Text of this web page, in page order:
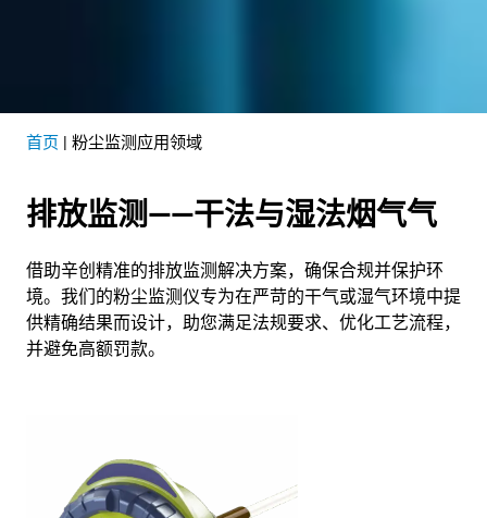
首页 | 粉尘监测应用领域
排放监测——干法与湿法烟气气
借助辛创精准的排放监测解决方案，确保合规并保护环
境。我们的粉尘监测仪专为在严苛的干气或湿气环境中提
供精确结果而设计，助您满足法规要求、优化工艺流程，
并避免高额罚款。